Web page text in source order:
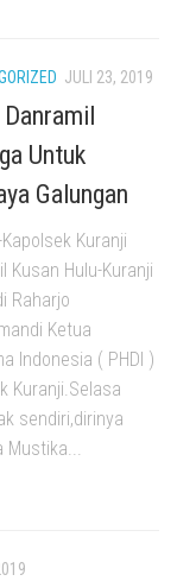
JULI 23, 2019
Untuk
Galungan
Kuranji
Kusan Hulu-Kuranji
Raharjo
Ketua
Indonesia ( PHDI )
Kuranji.Selasa
sendiri,dirinya
Mustika...